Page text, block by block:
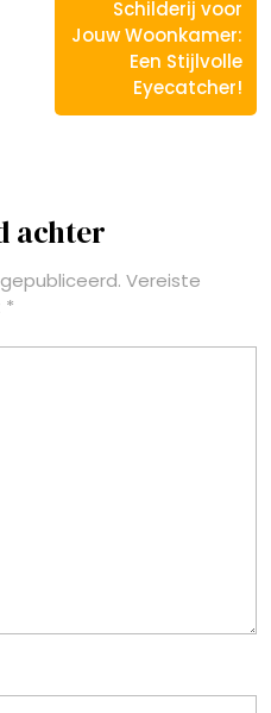
Schilderij voor
Jouw Woonkamer:
Een Stijlvolle
Eyecatcher!
achter
Vereiste
*